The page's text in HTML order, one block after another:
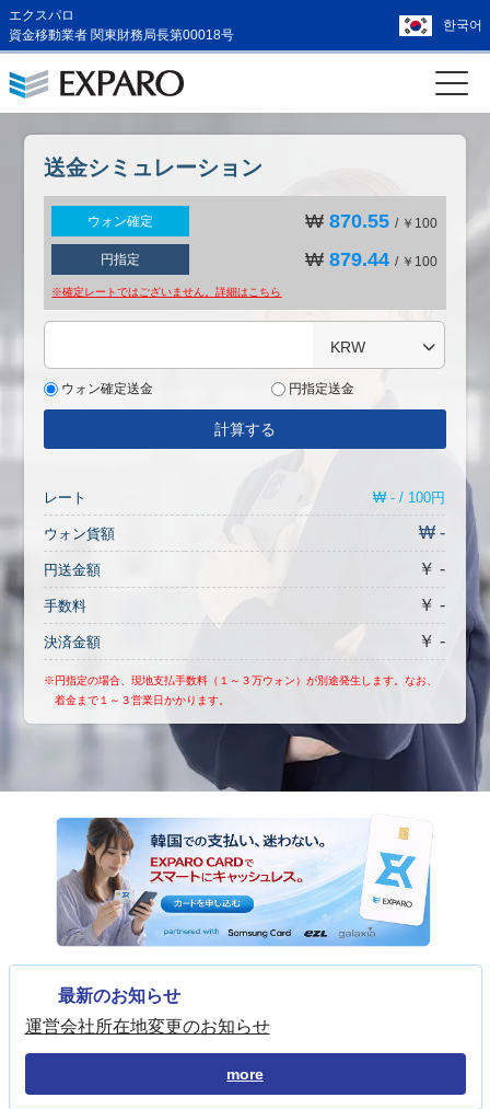
エクスパロ
資金移動業者 関東財務局長第00018号
한국어
送金シミュレーション
ウォン確定 ₩870.55 / ￥100
円指定 ₩879.44 / ￥100
※確定レートではございません。詳細は こちら
KRW
ウォン確定送金 円指定送金
計算する
レート ₩ - / 100円
ウォン貨額 ₩ -
円送金額 ￥ -
手数料 ￥ -
決済金額 ￥ -
※円指定の場合、現地支払手数料（１～３万ウォン）が別途発生します。なお、
着金まで１～３営業日かかります。
最新のお知らせ
運営会社所在地変更のお知らせ
more